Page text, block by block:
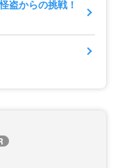
盗からの挑戦！